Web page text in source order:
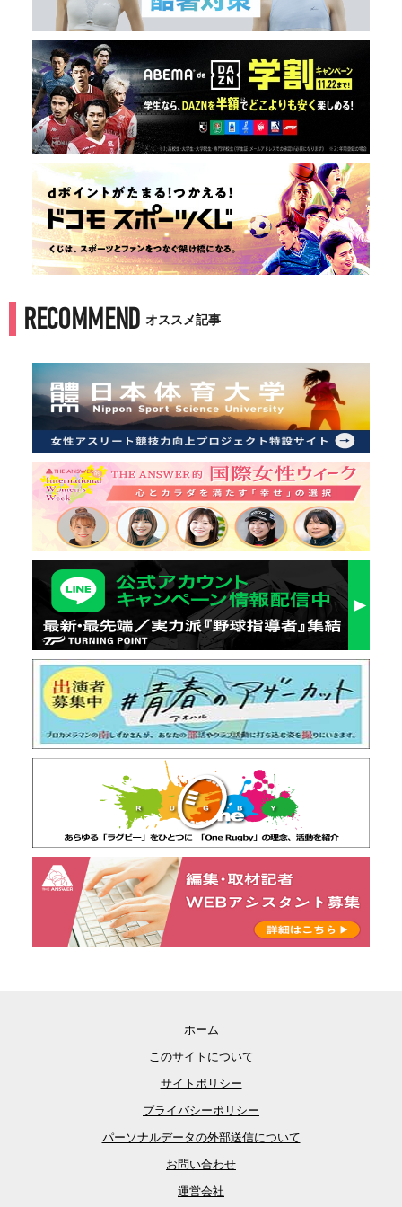
RECOMMEND オススメ記事
ホーム
このサイトについて
サイトポリシー
プライバシーポリシー
パーソナルデータの外部送信について
お問い合わせ
運営会社